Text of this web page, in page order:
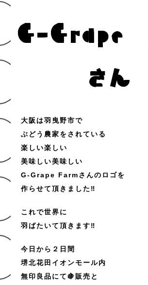
G-Grape
さん
大阪は羽曳野市で
ぶどう農家をされている
楽しい楽しい
美味しい美味しい
G-Grape Farmさんのロゴを
作らせて頂きました‼
これで世界に
羽ばたいて頂きます‼
今日から２日間
堺北花田イオンモール内
無印良品にて🍇販売と